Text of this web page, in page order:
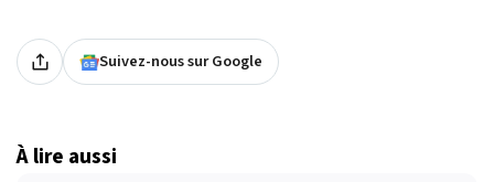
Suivez-nous sur Google
À lire aussi